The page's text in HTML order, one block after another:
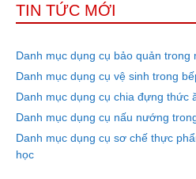
TIN TỨC MỚI
Danh mục dụng cụ bảo quản
Danh mục dụng cụ vệ sinh trong
Danh mục dụng cụ chia đựng thức
Danh mục dụng cụ nấu nướng
Danh mục dụng cụ sơ chế thực
học